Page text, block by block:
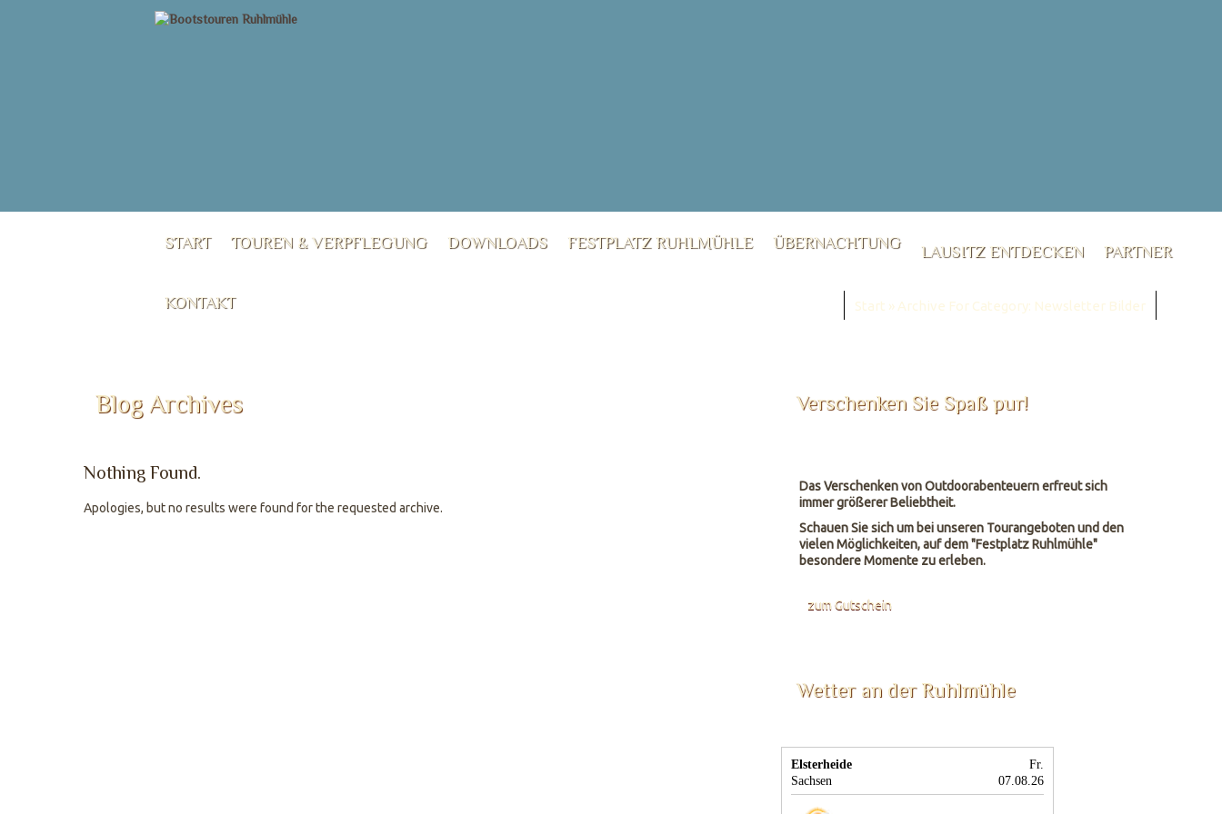
START TOUREN & VERPFLEGUNG DOWNLOADS FESTPLATZ RUHLMÜHLE ÜBERNACHTUNG LAUSITZ ENTDECKEN PARTNER
KONTAKT Start » Archive For Category: Newsletter Bilder
Blog Archives
Nothing Found.
Apologies, but no results were found for the requested archive.
Verschenken Sie Spaß pur!
Das Verschenken von Outdoorabenteuern erfreut sich
immer größerer Beliebtheit.
Schauen Sie sich um bei unseren Tourangeboten und den
vielen Möglichkeiten, auf dem "Festplatz Ruhlmühle"
besondere Momente zu erleben.
zum Gutschein
Wetter an der Ruhlmühle